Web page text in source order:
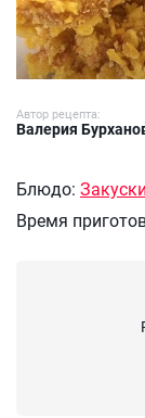
Автор рецепта:
Валерия
Блюдо: Закуски
Время